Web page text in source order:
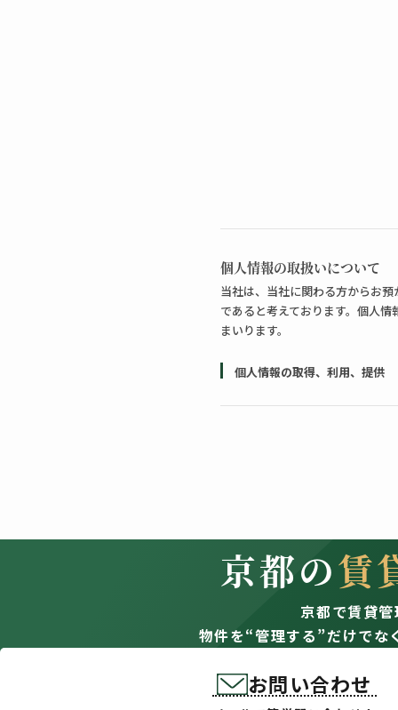
個人情報の取扱いについて
当社は、当社に関わる方からお
であると考えております。個人
まいります。
個人情報の取得、利用、提供
しています。
個人情報の利用目的
お客様の個人情報は、以下の目
不動産の仲介、売買、賃貸、
管理委託契約・サブリース原
ため。
京都の賃
京都で賃貸
物件を“管理する”だけでな
お問い合わせ